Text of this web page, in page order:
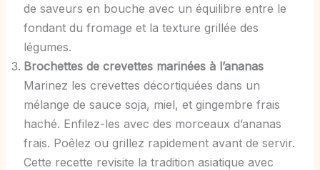
de saveurs en bouche avec un équilibre entre le
fondant du fromage et la texture grillée des
légumes.
Brochettes de crevettes marinées à l’ananas
Marinez les crevettes décortiquées dans un
mélange de sauce soja, miel, et gingembre frais
haché. Enfilez-les avec des morceaux d’ananas
frais. Poêlez ou grillez rapidement avant de servir.
Cette recette revisite la tradition asiatique avec